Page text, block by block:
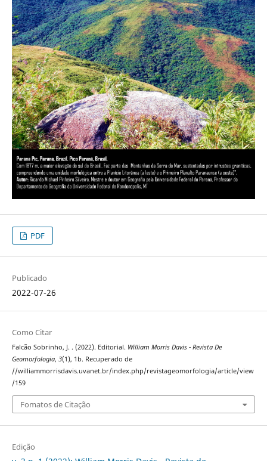
PDF
Publicado
2022-07-26
Como Citar
Falcão Sobrinho, J. . (2022). Editorial. William Morris Davis - Revista De
Geomorfologia, 3(1), 1b. Recuperado de
//williammorrisdavis.uvanet.br/index.php/revistageomorfologia/article/view
/159
Fomatos de Citação
Edição